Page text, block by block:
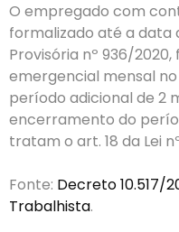
O empregado com
formalizado até a data
Provisória nº 936/
emergencial mensal
período adicional de 2
encerramento do
tratam o art. 18 da Lei
Fonte: Decreto 10.517/
Trabalhista.